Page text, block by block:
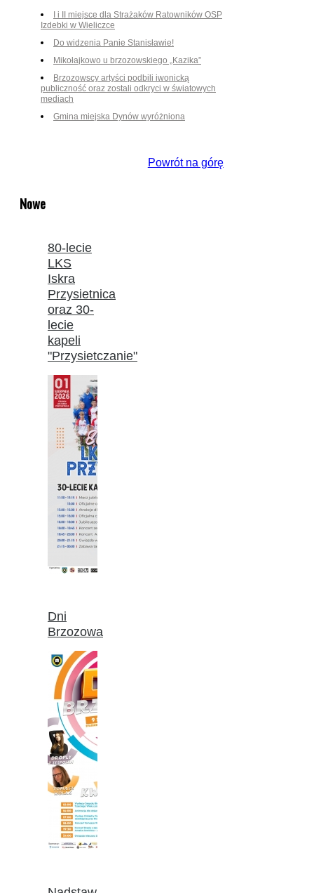
I i II miejsce dla Strażaków Ratowników OSP
Izdebki w Wieliczce
Do widzenia Panie Stanisławie!
Mikołajkowo u brzozowskiego „Kazika”
Brzozowscy artyści podbili iwonicką
publiczność oraz zostali odkryci w światowych
mediach
Gmina miejska Dynów wyróżniona
Powrót na górę
Nowe
80-lecie
LKS
Iskra
Przysietnica
oraz 30-
lecie
kapeli
"Przysietczanie"
Dni
Brzozowa